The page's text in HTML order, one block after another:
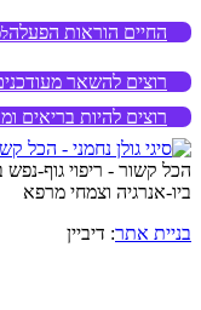
החיים הוראות הפעלה
רוצים להשאר
רוצים להיות בריאים
הכל קשור - ריפוי גוף-
ביו-אנרגיה וצמחי מרפא
בניית אתר: דיביין